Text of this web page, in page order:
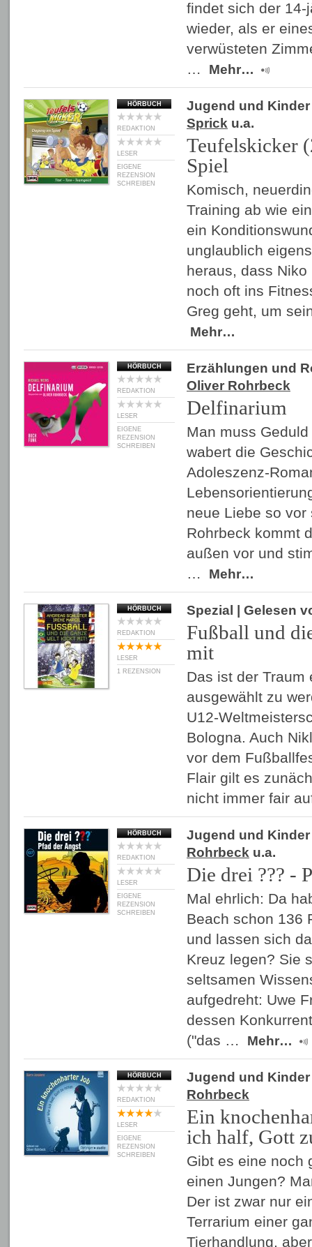
findet sich der 14-
wieder, als er
verwüsteten
…
Mehr…
HÖRBUCH
REDAKTION
LESER
EIGENE
REZENSION
SCHREIBEN
Jugend und Kinder
Sprick u.a.
Teufelskicker
Spiel
Komisch,
Training ab wie
ein
unglaublich
heraus, dass
noch oft ins
Greg geht, um
Mehr…
HÖRBUCH
REDAKTION
LESER
EIGENE
REZENSION
SCHREIBEN
Erzählungen und
Oliver Rohrbeck
Delfinarium
Man muss
wabert die
Adoleszenz-
neue Liebe so vor
Rohrbeck kommt
außen vor und
…
Mehr…
HÖRBUCH
REDAKTION
LESER
1 REZENSION
Spezial | Gelesen
Fußball und
mit
Das ist der Traum
ausgewählt zu
U12-
Bologna. Auch
vor dem
Flair gilt es
nicht immer fair
HÖRBUCH
REDAKTION
LESER
EIGENE
REZENSION
SCHREIBEN
Jugend und Kinder
Rohrbeck u.a.
Die drei ??? -
Mal ehrlich: Da
Beach schon 136
und lassen sich
Kreuz legen? Sie
seltsamen
aufgedreht: Uwe
dessen
("das …
Mehr…
HÖRBUCH
REDAKTION
LESER
EIGENE
REZENSION
SCHREIBEN
Jugend und Kinder
Rohrbeck
Ein
ich half, Gott
Gibt es eine noch
einen Jungen?
Der ist zwar nur
Terrarium einer
Tierhandlung,